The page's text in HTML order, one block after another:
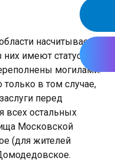
насчитывается
имеют статус
могилами.
в том случае,
перед
всех остальных
Московской
(для жителей